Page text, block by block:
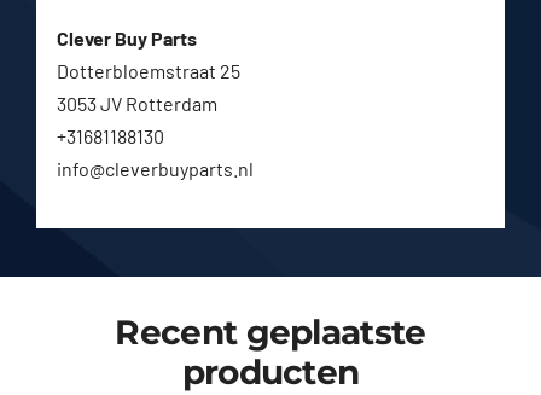
Clever Buy Parts
Dotterbloemstraat 25
3053 JV Rotterdam
+31681188130
info@cleverbuyparts.nl
Recent geplaatste
producten